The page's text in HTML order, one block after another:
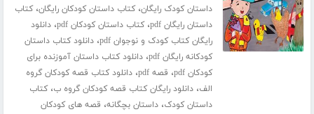
داستان کودک رایگان،کتاب داستان کودکان رایگان،کتاب
داستان رایگان pdf
،کتاب داستان کودکان pdf ،دانلود
رایگان کتاب کودک و نوجوان pdf
،دانلود کتاب داستان
کودکانه رایگان pdf
،دانلود کتاب داستان آموزنده برای
کودکان pdf
، قصه pdf ،دانلود کتاب قصه کودکان گروه
الف،دانلود رایگان کتاب قصه کودکان گروه ب،کتاب
داستان کودک،داستان بچگانه، قصه های کودکان